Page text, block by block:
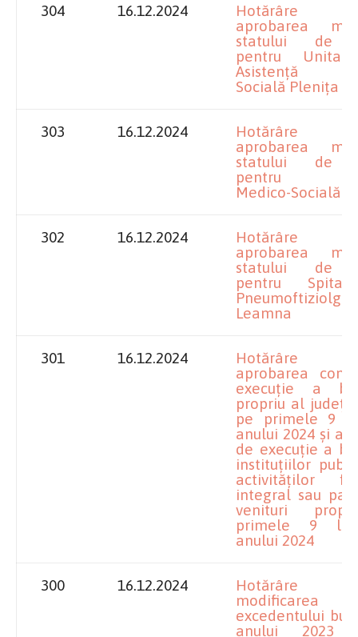
304 16.12.2024
Hotărâre
aprobarea
statului de
pentru
Asistență
Socială Plenița
303 16.12.2024
Hotărâre
aprobarea
statului de
pentru
Medico-Socială
302 16.12.2024
Hotărâre
aprobarea
statului de
pentru
Pneumoftiziolgie
Leamna
301 16.12.2024
Hotărâre
aprobarea
execuție a
propriu al
pe primele 9
anului 2024 și a
de execuție a
instituțiilor
activităților
integral sau
venituri
primele 9
anului 2024
300 16.12.2024
Hotărâre
modificarea
excedentului
anului 2023